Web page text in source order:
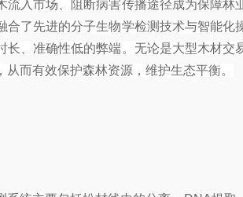
流入市场、阻断病害传播途径成为保障
合了先进的分子生物学检测技术与智能
长、准确性低的弊端。无论是大型木材
从而有效保护森林资源，维护生态平衡。